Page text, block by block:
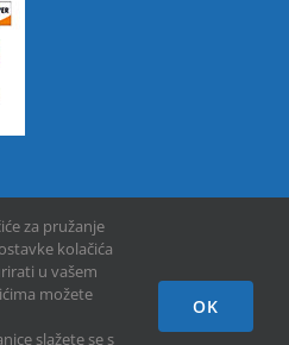
INFO d.o.o. | All Rights Reserved
za pružanje
kolačića
u vašem
možete
slažete se s
OK